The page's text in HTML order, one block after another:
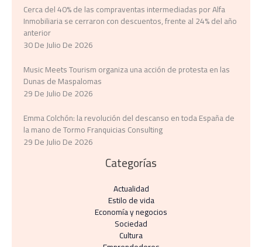
Cerca del 40% de las compraventas intermediadas por Alfa
Inmobiliaria se cerraron con descuentos, frente al 24% del año
anterior
30 De Julio De 2026
Music Meets Tourism organiza una acción de protesta en las
Dunas de Maspalomas
29 De Julio De 2026
Emma Colchón: la revolución del descanso en toda España de
la mano de Tormo Franquicias Consulting
29 De Julio De 2026
Categorías
Actualidad
Estilo de vida
Economía y negocios​
Sociedad
Cultura